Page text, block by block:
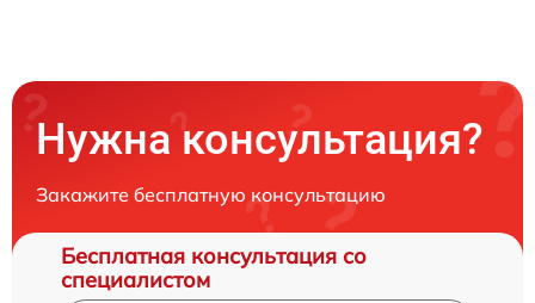
Нужна консультация?
Закажите бесплатную консультацию
Бесплатная консультация со
специалистом